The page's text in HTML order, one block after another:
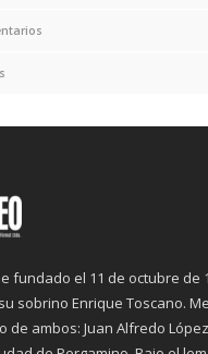
fundado el 11 de octubre de
sobrino Enrique Toscano.
de ambos: Juan Alfredo